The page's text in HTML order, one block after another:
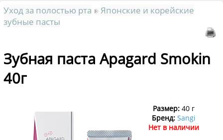
Уход за полостью рта
Японские и корейские
зубные пасты
Зубная паста Apagard Smokin
40г
Размер:40 г
Бренд: Sangi
Нет в наличии